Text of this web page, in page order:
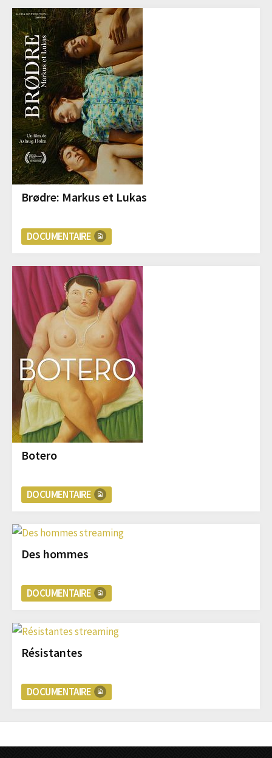
Brødre: Markus et Lukas
DOCUMENTAIRE
Botero
DOCUMENTAIRE
Des hommes
DOCUMENTAIRE
Résistantes
DOCUMENTAIRE